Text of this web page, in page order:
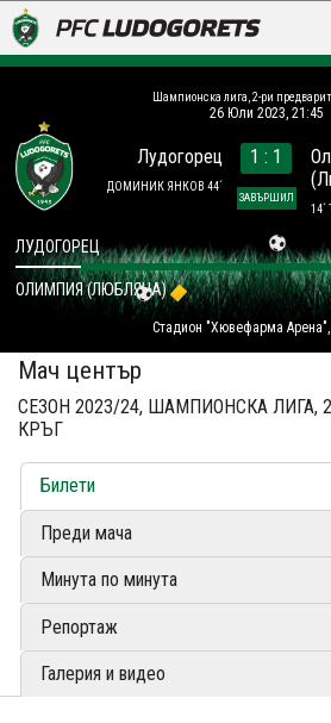
LUDOGORETS TV
НА ТЕРЕНА
СТАДИОН & БАЗИ
КЛУБ
ЗА ФЕНОВЕ
Шампионска лига, 2-ри
26 Юли 2023, 21:45
Лудогорец
ДОМИНИК ЯНКОВ 44´
1 : 1
ЗАВЪРШИЛ
Стадион "Хювефарма Арена",
ЛУДОГОРЕЦ
ОЛИМПИЯ (ЛЮБЛЯНА)
Мач център
СЕЗОН 2023/24, ШАМПИОНСКА ЛИГА,
КРЪГ
Билети
Преди мача
Минута по минута
Репортаж
Галерия и видео